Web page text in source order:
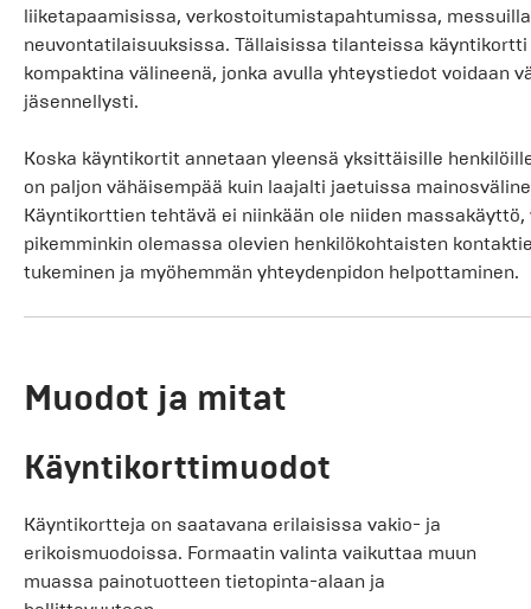
liiketapaamisissa, verkostoitumistapahtumissa,
neuvontatilaisuuksissa. Tällaisissa tilanteissa
kompaktina välineenä, jonka avulla yhteystiedot voidaan
jäsennellysti.
Koska käyntikortit annetaan yleensä yksittäisille
on paljon vähäisempää kuin laajalti jaetuissa
Käyntikorttien tehtävä ei niinkään ole niiden massakäyttö,
pikemminkin olemassa olevien henkilökohtaisten
tukeminen ja myöhemmän yhteydenpidon helpottaminen.
Muodot ja mitat
Käyntikorttimuodot
Käyntikortteja on saatavana erilaisissa vakio- ja
erikoismuodoissa. Formaatin valinta vaikuttaa muun
muassa painotuotteen tietopinta-alaan ja